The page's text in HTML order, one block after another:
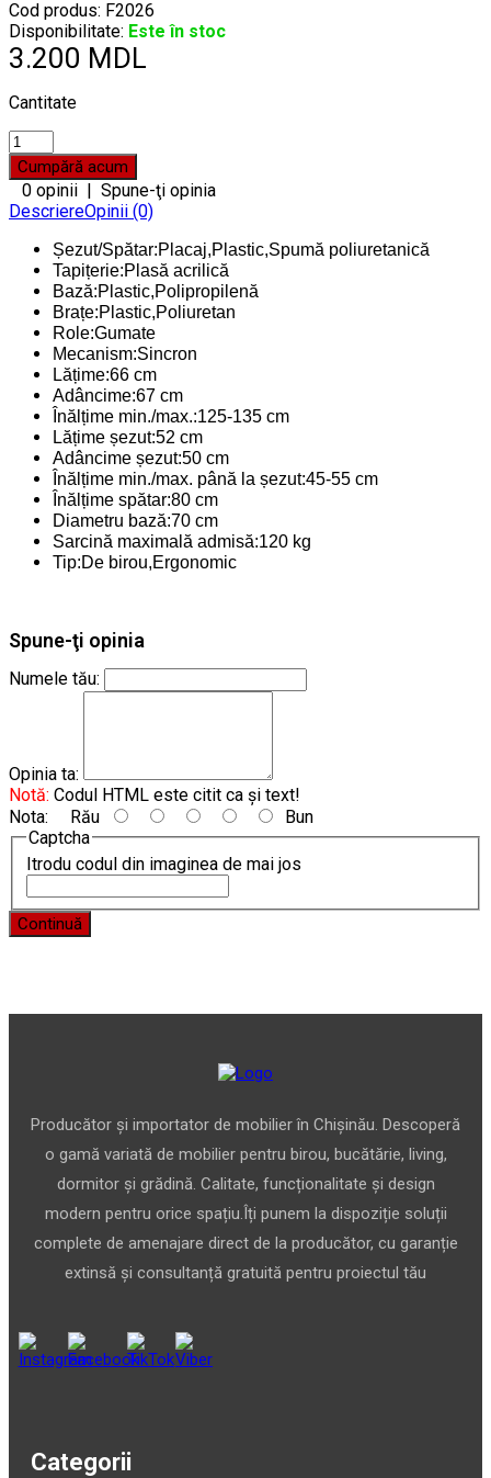
Cod produs: F2026
Disponibilitate: Este în stoc
3.200 MDL
Cantitate
0 opinii | Spune-ţi opinia
DescriereOpinii (0)
Șezut/Spătar:Placaj,Plastic,Spumă poliuretanică
Tapițerie:Plasă acrilică
Bază:Plastic,Polipropilenă
Brațe:Plastic,Poliuretan
Role:Gumate
Mecanism:Sincron
Lățime:66 cm
Adâncime:67 cm
Înălțime min./max.:125-135 cm
Lățime șezut:52 cm
Adâncime șezut:50 cm
Înălțime min./max. până la șezut:45-55 cm
Înălțime spătar:80 cm
Diametru bază:70 cm
Sarcină maximală admisă:120 kg
Tip:De birou,Ergonomic
Spune-ţi opinia
Numele tău:
Opinia ta:
Notă: Codul HTML este citit ca şi text!
Nota: Rău
Bun
Captcha
Itrodu codul din imaginea de mai jos
Continuă
Producător și importator de mobilier în Chișinău. Descoperă
o gamă variată de mobilier pentru birou, bucătărie, living,
dormitor și grădină. Calitate, funcționalitate și design
modern pentru orice spațiu.Îți punem la dispoziție soluții
complete de amenajare direct de la producător, cu garanție
extinsă și consultanță gratuită pentru proiectul tău
Categorii